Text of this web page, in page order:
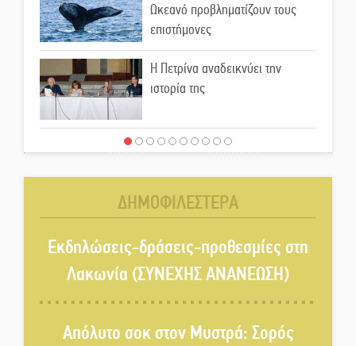
Ωκεανό προβληματίζουν τους
επιστήμονες
Η Πετρίνα αναδεικνύει την
ιστορία της
Έρχεται η 1η Γιορτή Μπύρας
Παγιώνεται δημοσκοπικά ο…
δικομματισμός ΝΔ – ΕΛΑΣ
«Κεραυνοί» Μιχαλακάκου για
την ύδρευση στη Μάνη
ΔΗΜΟΦΙΛΕΣΤΕΡΑ
Εκδηλώσεις-δράσεις-προθεσμίες στη
Λακωνία (ΣΥΝΕΧΗΣ ΑΝΑΝΕΩΣΗ)
Απόλυτο σοκ στον Μυστρά: Σορός